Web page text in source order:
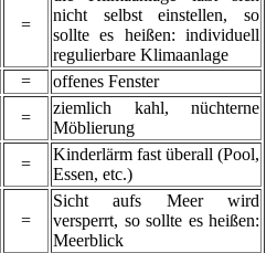
=
nicht selbst einstellen, so
sollte es heißen: individuell
regulierbare Klimaanlage
=
offenes Fenster
=
ziemlich kahl, nüchterne
Möblierung
=
Kinderlärm fast überall (Pool,
Essen, etc.)
=
Sicht aufs Meer wird
versperrt, so sollte es heißen:
Meerblick